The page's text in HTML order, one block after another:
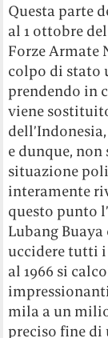
Questa parte
al 1 ottobre
Forze Armate
colpo di stato
prendendo in
viene
e dunque, non
situazione
interamente
questo punto
Lubang
uccidere tutti i
al 1966 si
mila a un
preciso fine di